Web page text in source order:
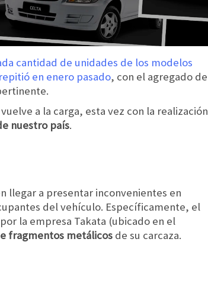
cantidad de unidades de los modelos
en enero pasado, con el agregado de
a la carga, esta vez con la realización
nuestro país.
llegar a presentar inconvenientes en
del vehículo. Específicamente, el
la empresa Takata (ubicado en el
fragmentos metálicos de su carcaza.